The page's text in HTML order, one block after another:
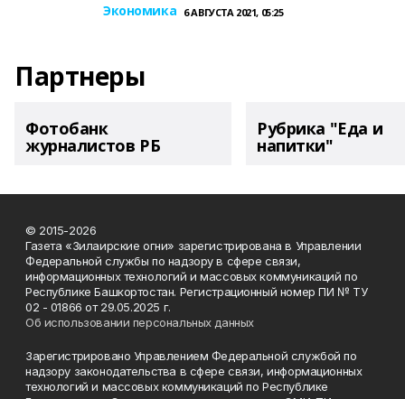
Экономика 6 АВГУСТА 2021, 05:25
Партнеры
Фотобанк
журналистов РБ
Рубрика "Еда и
напитки"
© 2015-2026
Газета «Зилаирские огни» зарегистрирована в Управлении
Федеральной службы по надзору в сфере связи,
информационных технологий и массовых коммуникаций по
Республике Башкортостан. Регистрационный номер ПИ № ТУ
02 - 01866 от 29.05.2025 г.
Об использовании персональных данных
Зарегистрировано Управлением Федеральной службой по
надзору законодательства в сфере связи, информационных
технологий и массовых коммуникаций по Республике